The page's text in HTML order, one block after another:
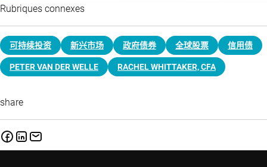
Rubriques connexes
可持续投资 新兴市场 政府债券 全球股票 信用债
PETER VAN DER WELLE RACHEL WHITTAKER, CFA
share